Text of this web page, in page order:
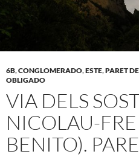
6B,CONGLOMERADO,ESTE,PARET
OBLIGADO
VIA DELS
NICOLAU-
BENITO).